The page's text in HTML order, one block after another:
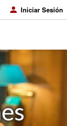
Iniciar Sesión